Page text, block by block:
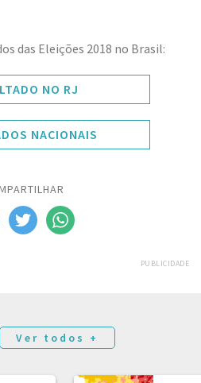
das Eleições 2018 no Brasil:
NO RJ
NACIONAIS
PUBLICIDADE
Ver todos +